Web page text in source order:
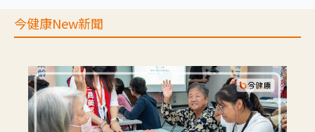
今健康New新聞